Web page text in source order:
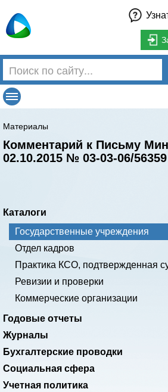
Материалы
Комментарий к Письму
02.10.2015 № 03-03-06/56359
Каталоги
Государственные учреждения
Отдел кадров
Практика КСО, подтвержденная
Ревизии и проверки
Коммерческие организации
Годовые отчеты
Журналы
Бухгалтерские проводки
Социальная сфера
Учетная политика